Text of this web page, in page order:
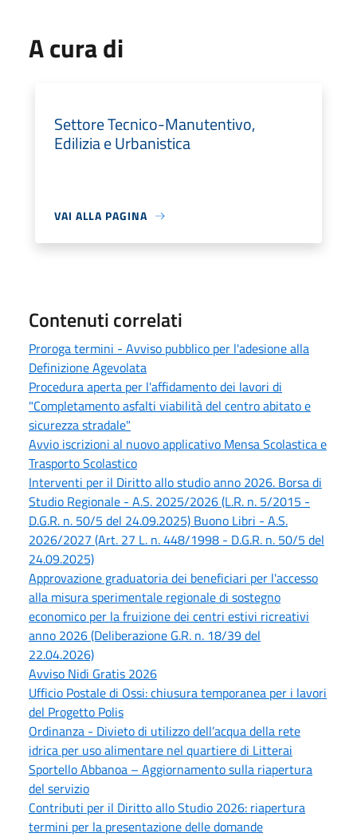
A cura di
Settore Tecnico-Manutentivo,
Edilizia e Urbanistica
VAI ALLA PAGINA
Contenuti correlati
Proroga termini - Avviso pubblico per l'adesione alla
Definizione Agevolata
Procedura aperta per l'affidamento dei lavori di
"Completamento asfalti viabilità del centro abitato e
sicurezza stradale"
Avvio iscrizioni al nuovo applicativo Mensa Scolastica e
Trasporto Scolastico
Interventi per il Diritto allo studio anno 2026. Borsa di
Studio Regionale - A.S. 2025/2026 (L.R. n. 5/2015 -
D.G.R. n. 50/5 del 24.09.2025) Buono Libri - A.S.
2026/2027 (Art. 27 L. n. 448/1998 - D.G.R. n. 50/5 del
24.09.2025)
Approvazione graduatoria dei beneficiari per l'accesso
alla misura sperimentale regionale di sostegno
economico per la fruizione dei centri estivi ricreativi
anno 2026 (Deliberazione G.R. n. 18/39 del
22.04.2026)
Avviso Nidi Gratis 2026
Ufficio Postale di Ossi: chiusura temporanea per i lavori
del Progetto Polis
Ordinanza - Divieto di utilizzo dell’acqua della rete
idrica per uso alimentare nel quartiere di Litterai
Sportello Abbanoa – Aggiornamento sulla riapertura
del servizio
Contributi per il Diritto allo Studio 2026: riapertura
termini per la presentazione delle domande